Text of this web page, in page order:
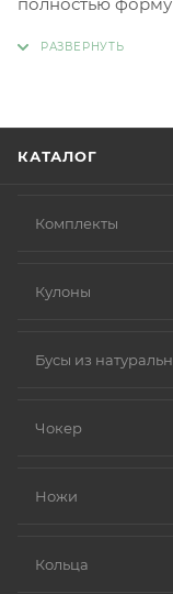
полностью
КАТАЛОГ
Комплекты
Кулоны
Бусы из
Чокер
Ножи
Кольца